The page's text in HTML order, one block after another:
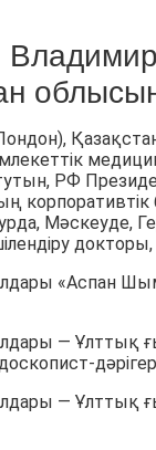
РФ
корпоративтік
Мәскеуде,
«Аспан
— Ұлттық
— Ұлттық